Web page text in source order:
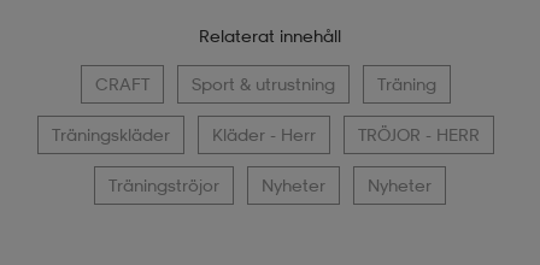
Relaterat innehåll
CRAFT Sport & utrustning Träning
Träningskläder Kläder - Herr TRÖJOR - HERR
Träningströjor Nyheter Nyheter